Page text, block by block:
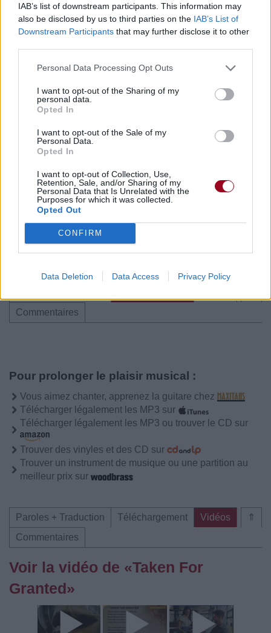
IAB’s list of downstream participants. This information may
also be disclosed by us to third parties on the IAB’s List of
Downstream Participants that may further disclose it to other
Personal Data Processing Opt Outs
I want to opt-out of the Sharing of my
personal data.
Opted In
I want to opt-out of the Sale of my
Personal Data.
Opted In
I want to opt-out of Collection, Use,
Retention, Sale, and/or Sharing of my
Personal Data that Is Unrelated with the
Purposes for which it was collected.
Opted Out
CONFIRM
Data Deletion Data Access Privacy Policy
Publié parMonloulou07 5345 2 2 5
le 20 janvier
2017 à 23h42.
Chanteurs :
Albums :
Commentaires
Pour prolonger le plaisir musical :
Vous aimez chanter, apprenez la guitare chez
Télécharger légalement les MP3 sur
Télécharger légalement les MP3 ou trouver le CD sur
Trouver des vinyles et des CD sur
Trouver un instrument de musique ou une partition au
meilleur prix sur
⇑
Paroles + Traduction Téléchargement
Vidéos
Commentaires
Voir la vidéo de «Taken For
Granted»